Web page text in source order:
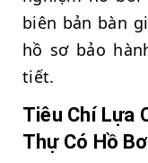
biên bản bàn
hồ sơ bảo
tiết.
Tiêu Chí Lựa
Thự Có Hồ